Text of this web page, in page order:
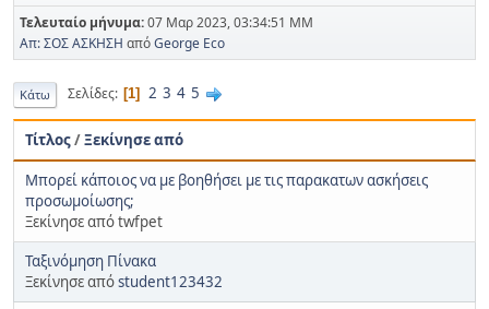
Τελευταίο μήνυμα:07 Μαρ 2023, 03:34:51 ΜΜ
Απ: ΣΟΣ ΑΣΚΗΣΗ απόGeorge Eco
Κάτω Σελίδες 1 2 3 4 5
Τίτλος/Ξεκίνησε από
Mπορεί κάποιος να με βοηθήσει με τις παρακατων ασκήσεις
προσωμοίωσης;
Ξεκίνησε από twfpet
Ταξινόμηση Πίνακα
Ξεκίνησε απόstudent123432